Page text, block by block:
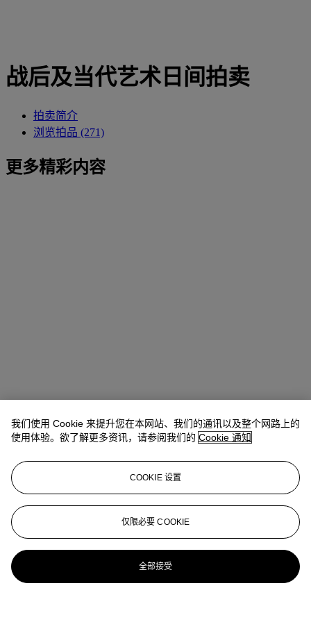
战后及当代艺术日间拍卖
拍卖简介
浏览拍品 (271)
更多精彩内容
我们使用 Cookie 来提升您在本网站、我们的通讯以及整个网路上的
使用体验。欲了解更多资讯，请参阅我们的 Cookie 通知
COOKIE 设置
仅限必要 COOKIE
全部接受